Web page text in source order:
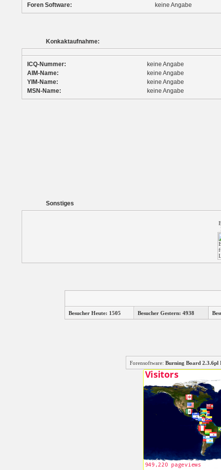
Foren Software:
keine Angabe
Konkaktaufnahme:
ICQ-Nummer:
keine Angabe
AIM-Name:
keine Angabe
YIM-Name:
keine Angabe
MSN-Name:
keine Angabe
Sonstiges
Besucher Heute: 1505 Besucher Gestern: 4938
Forensoftware: Burning Board